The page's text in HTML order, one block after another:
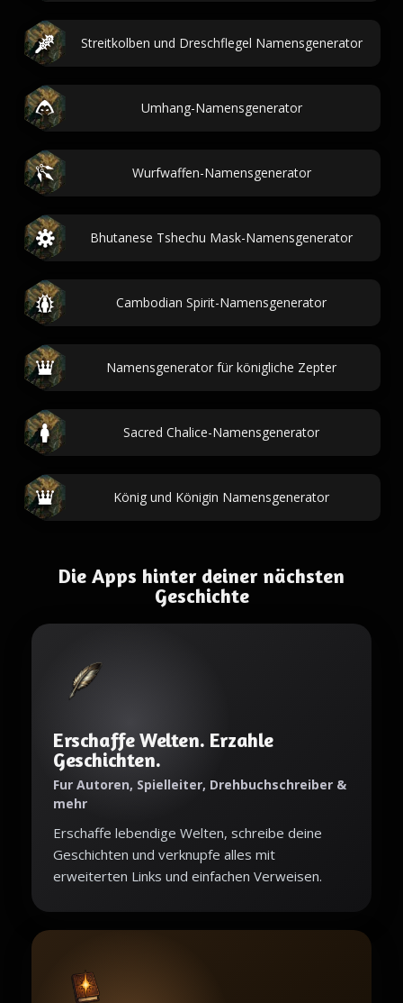
Streitkolben und Dreschflegel Namensgenerator
Umhang-Namensgenerator
Wurfwaffen-Namensgenerator
Bhutanese Tshechu Mask-Namensgenerator
Cambodian Spirit-Namensgenerator
Namensgenerator für königliche Zepter
Sacred Chalice-Namensgenerator
König und Königin Namensgenerator
Die Apps hinter deiner nächsten
Geschichte
Erschaffe Welten. Erzahle
Geschichten.
Fur Autoren, Spielleiter, Drehbuchschreiber &
mehr
Erschaffe lebendige Welten, schreibe deine
Geschichten und verknupfe alles mit
erweiterten Links und einfachen Verweisen.